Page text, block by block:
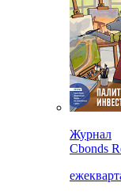
Журнал
Cbonds